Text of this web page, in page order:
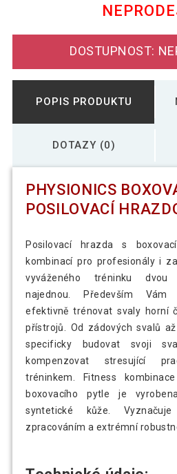
DOSTUPNOST:
POPIS PRODUKTU
DOTAZY (0)
PHYSIONICS
POSILOVACÍ
Posilovací hrazda s
kombinací pro profesionály i
vyváženého tréninku dvou
najednou. Především Vám
efektivně trénovat svaly horní
přístrojů. Od zádových svalů
specificky budovat svoji
kompenzovat stresující
tréninkem. Fitness
boxovacího pytle je
syntetické kůže.
zpracováním a extrémní